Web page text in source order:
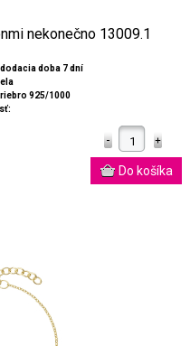
nekonečno 13009.1
doba 7 dní
925/1000